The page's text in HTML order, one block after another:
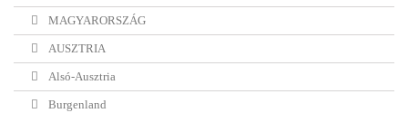
MAGYARORSZÁG
AUSZTRIA
Alsó-Ausztria
Burgenland